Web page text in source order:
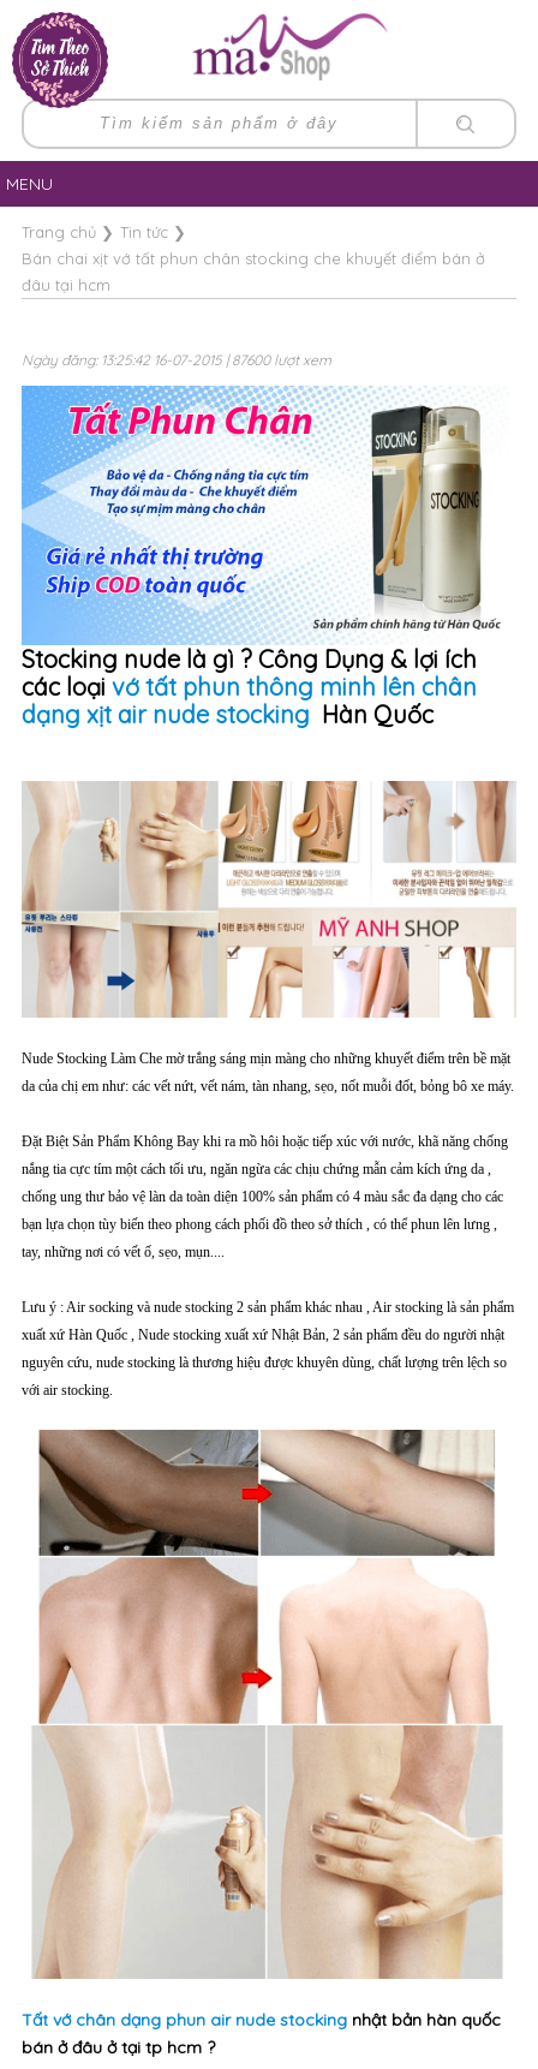
MENU
Trang chủ❯ Tin tức❯
Bán chai xịt vớ tất phun chân stocking che khuyết điểm bán ở
đâu tại hcm
Ngày đăng: 13:25:42 16-07-2015 | 87600 lượt xem
Stocking nude là gì ? Công Dụng & lợi ích
các loại vớ tất phun thông minh lên chân
dạng xịt air nude stocking Hàn Quốc
Nude Stocking Làm Che mờ trắng sáng mịn màng cho những khuyết điểm trên bề mặt
da của chị em như: các vết nứt, vết nám, tàn nhang, sẹo, nốt muỗi đốt, bỏng bô xe máy.
Đặt Biệt Sản Phẩm Không Bay khi ra mồ hôi hoặc tiếp xúc với nước, khã năng chống
nắng tia cực tím một cách tối ưu, ngăn ngừa các chịu chứng mẫn cảm kích ứng da ,
chống ung thư bảo vệ làn da toàn diện 100% sản phẩm có 4 màu sắc đa dạng cho các
bạn lựa chọn tùy biến theo phong cách phối đồ theo sở thích , có thể phun lên lưng ,
tay, những nơi có vết ố, sẹo, mụn....
Lưu ý : Air socking và nude stocking 2 sản phẩm khác nhau , Air stocking là sản phẩm
xuất xứ Hàn Quốc , Nude stocking xuất xứ Nhật Bản, 2 sản phẩm đều do người nhật
nguyên cứu, nude stocking là thương hiệu được khuyên dùng, chất lượng trên lệch so
với air stocking.
Tất vớ chân dạng phun air nude stocking nhật bản hàn quốc
bán ở đâu ở tại tp hcm ?